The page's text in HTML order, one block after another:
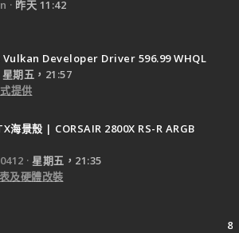
昨天 11:42
Vulkan Developer Driver 596.99 WHQL
星期五，21:57
提供
海景殼 | CORSAIR 2800X RS-R ARGB
星期五，21:35
及硬體改裝
8